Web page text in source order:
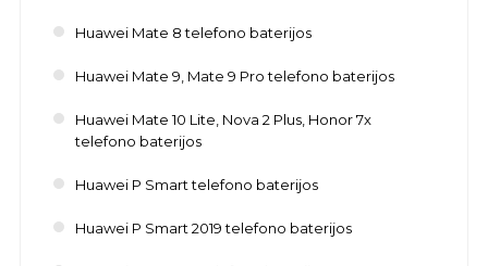
Huawei Mate 8 telefono baterijos
Huawei Mate 9, Mate 9 Pro telefono baterijos
Huawei Mate 10 Lite, Nova 2 Plus, Honor 7x
telefono baterijos
Huawei P Smart telefono baterijos
Huawei P Smart 2019 telefono baterijos